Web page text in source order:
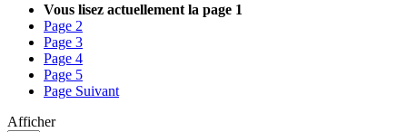
Vous lisez actuellement la page 1
Page 2
Page 3
Page 4
Page 5
Page Suivant
Afficher